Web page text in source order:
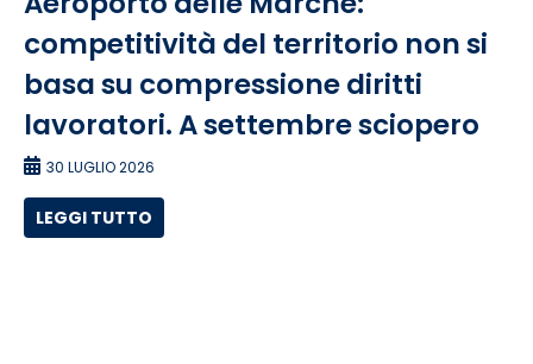
competitività del territorio non si
basa su compressione diritti
lavoratori. A settembre sciopero
30 LUGLIO 2026
LEGGI TUTTO